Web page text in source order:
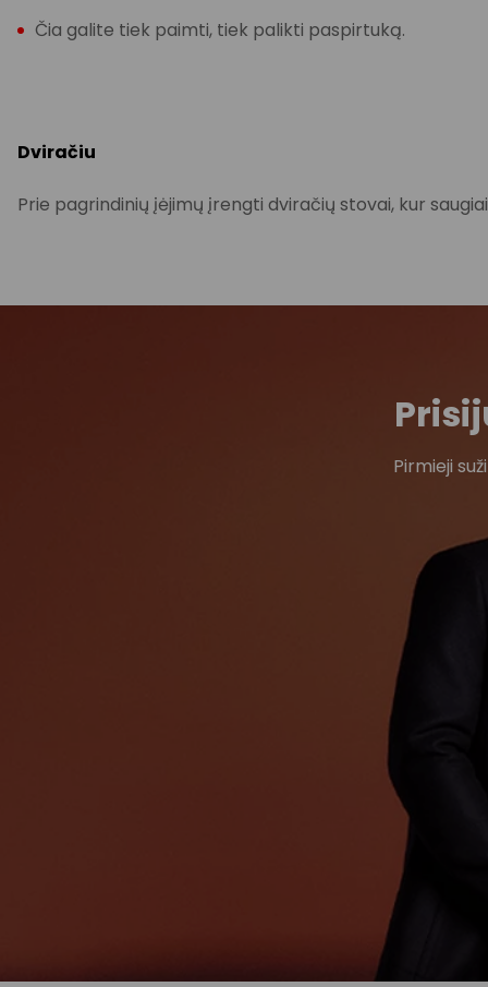
Čia galite tiek paimti, tiek palikti paspirtuką.
Dviračiu
Prie pagrindinių įėjimų įrengti dviračių stovai, kur
Pirmieji